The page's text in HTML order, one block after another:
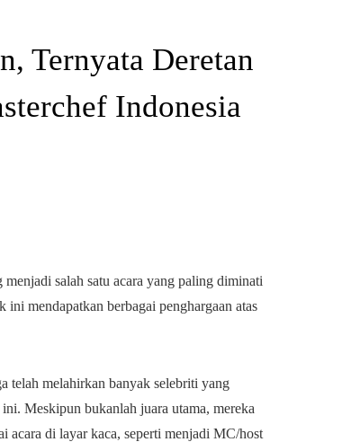
Ternyata Deretan
Indonesia
salah satu acara yang paling diminati
mendapatkan berbagai penghargaan atas
telah melahirkan banyak selebriti yang
Meskipun bukanlah juara utama, mereka
acara di layar kaca, seperti menjadi MC/host